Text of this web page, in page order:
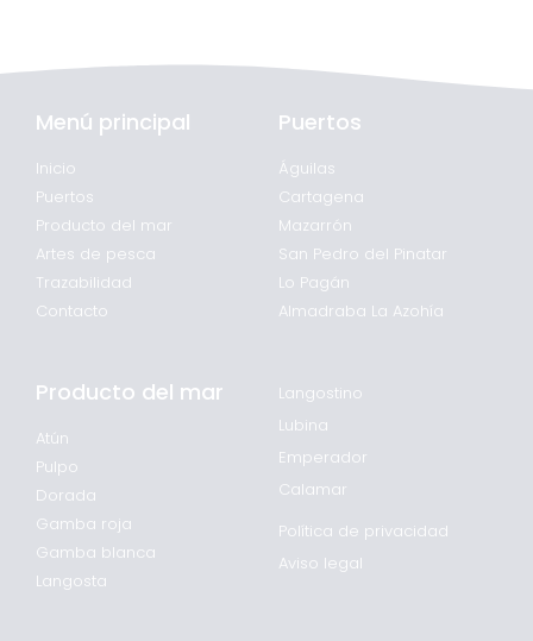
Menú principal
Inicio
Puertos
Producto del mar
Artes de pesca
Trazabilidad
Contacto
Puertos
Águilas
Cartagena
Mazarrón
San Pedro del Pinatar
Lo Pagán
Almadraba La Azohía
Producto del mar
Atún
Pulpo
Dorada
Gamba roja
Gamba blanca
Langosta
Langostino
Lubina
Emperador
Calamar
Política de privacidad
Aviso legal